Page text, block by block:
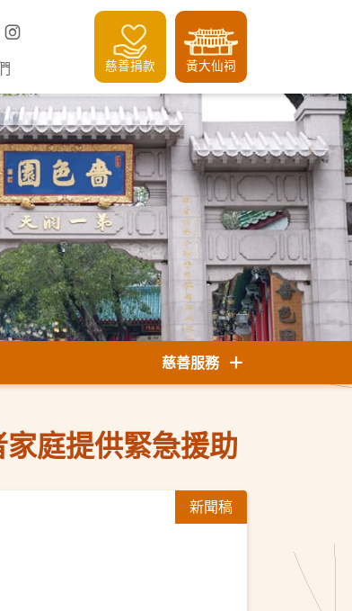
慈善捐款 黃大仙祠
慈善服務
庭提供緊急援助
新聞稿